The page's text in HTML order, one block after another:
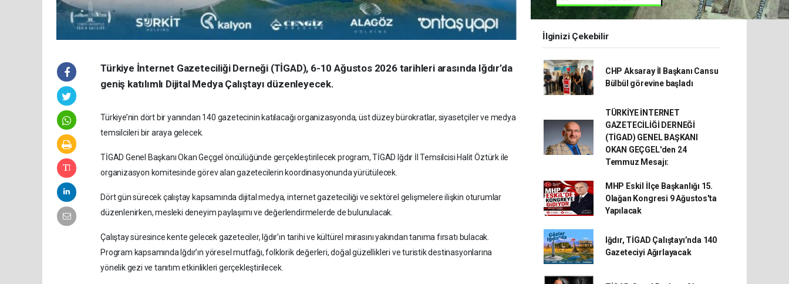
Türkiye İnternet Gazeteciliği Derneği (TİGAD), 6-10 Ağustos 2026 tarihleri arasında Iğdır’da
geniş katılımlı Dijital Medya Çalıştayı düzenleyecek.
Türkiye’nin dört bir yanından 140 gazetecinin katılacağı organizasyonda, üst düzey bürokratlar, siyasetçiler ve medya
temsilcileri bir araya gelecek.
TİGAD Genel Başkanı Okan Geçgel öncülüğünde gerçekleştirilecek program, TİGAD Iğdır İl Temsilcisi Halit Öztürk ile
organizasyon komitesinde görev alan gazetecilerin koordinasyonunda yürütülecek.
Dört gün sürecek çalıştay kapsamında dijital medya, internet gazeteciliği ve sektörel gelişmelere ilişkin oturumlar
düzenlenirken, mesleki deneyim paylaşımı ve değerlendirmelerde de bulunulacak.
Çalıştay süresince kente gelecek gazeteciler, Iğdır’ın tarihi ve kültürel mirasını yakından tanıma fırsatı bulacak.
Program kapsamında Iğdır’ın yöresel mutfağı, folklorik değerleri, doğal güzellikleri ve turistik destinasyonlarına
yönelik gezi ve tanıtım etkinlikleri gerçekleştirilecek.
İlginizi Çekebilir
CHP Aksaray İl Başkanı Cansu
Bülbül görevine başladı
TÜRKİYE İNTERNET
GAZETECİLİĞİ DERNEĞİ
(TİGAD) GENEL BAŞKANI
OKAN GEÇGEL'den 24
Temmuz Mesajı:
MHP Eskil İlçe Başkanlığı 15.
Olağan Kongresi 9 Ağustos'ta
Yapılacak
Iğdır, TİGAD Çalıştayı’nda 140
Gazeteciyi Ağırlayacak